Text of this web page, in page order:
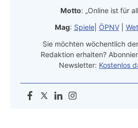
Motto: „Online ist für
Mag: Spiele| ÖPNV|
Sie möchten wöchentlich
Redaktion erhalten?
Newsletter: Kostenlos